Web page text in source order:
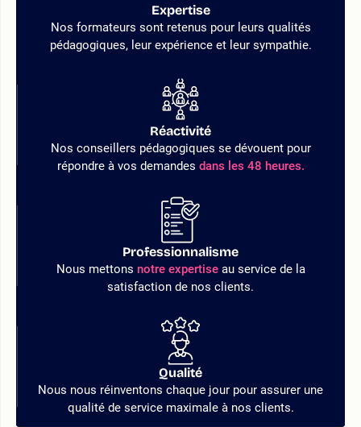
Expertise
Nos formateurs sont retenus pour leurs qualités
pédagogiques, leur expérience et leur sympathie.
Réactivité
Nos conseillers pédagogiques se dévouent pour
répondre à vos demandes dans les 48 heures.
Professionnalisme
Nous mettons notre expertiseau service de la
satisfaction de nos clients.
Qualité
Nous nous réinventons chaque jour pour assurer une
qualité de service maximale à nos clients.